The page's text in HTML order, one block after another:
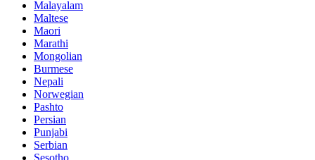
Malayalam
Maltese
Maori
Marathi
Mongolian
Burmese
Nepali
Norwegian
Pashto
Persian
Punjabi
Serbian
Sesotho